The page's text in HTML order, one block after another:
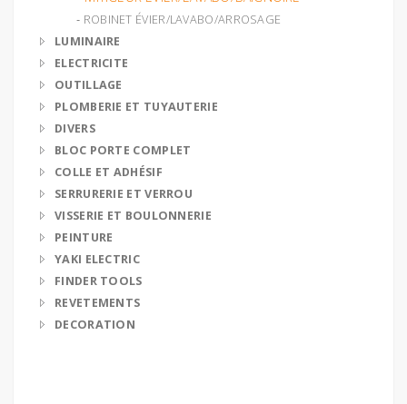
‐ ROBINET ÉVIER/LAVABO/ARROSAGE
LUMINAIRE
ELECTRICITE
OUTILLAGE
PLOMBERIE ET TUYAUTERIE
DIVERS
BLOC PORTE COMPLET
COLLE ET ADHÉSIF
SERRURERIE ET VERROU
VISSERIE ET BOULONNERIE
PEINTURE
YAKI ELECTRIC
FINDER TOOLS
REVETEMENTS
DECORATION